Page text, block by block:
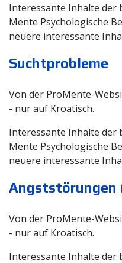
Interessante Inhalte der
Mente Psychologische
neuere interessante
Suchtprobleme
Von der ProMente-
- nur auf Kroatisch.
Interessante Inhalte der
Mente Psychologische
neuere interessante
Angststörungen
Von der ProMente-
- nur auf Kroatisch.
Interessante Inhalte der